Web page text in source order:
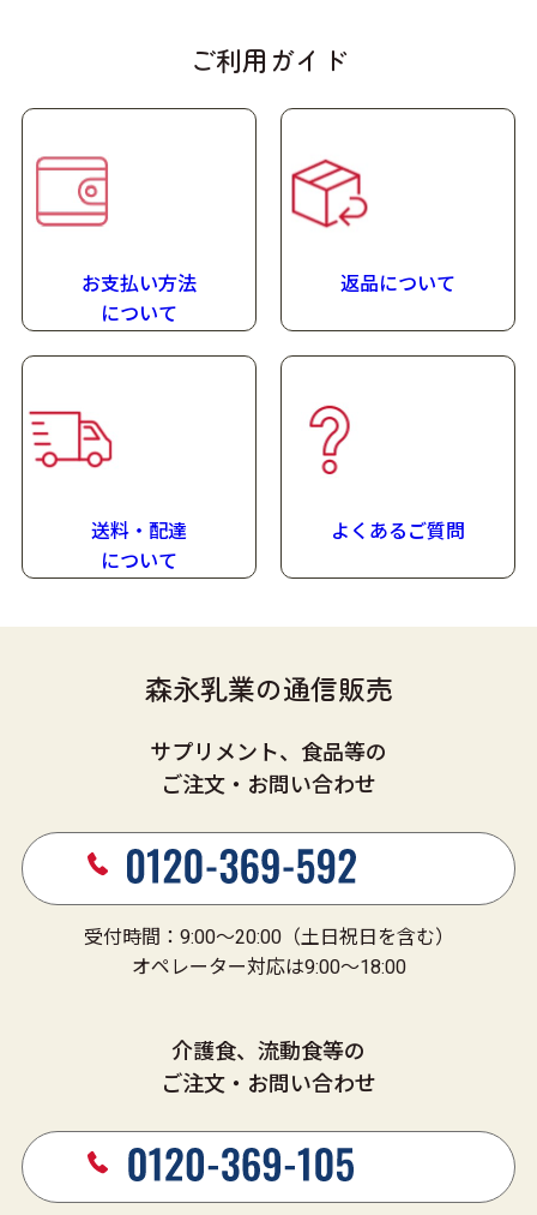
ご利用ガイド
お支払い方法
について
返品について
送料・配達
について
よくあるご質問
森永乳業の通信販売
サプリメント、食品等の
ご注文・お問い合わせ
受付時間：9:00～20:00（土日祝日を含む）
オペレーター対応は9:00～18:00
介護食、流動食等の
ご注文・お問い合わせ